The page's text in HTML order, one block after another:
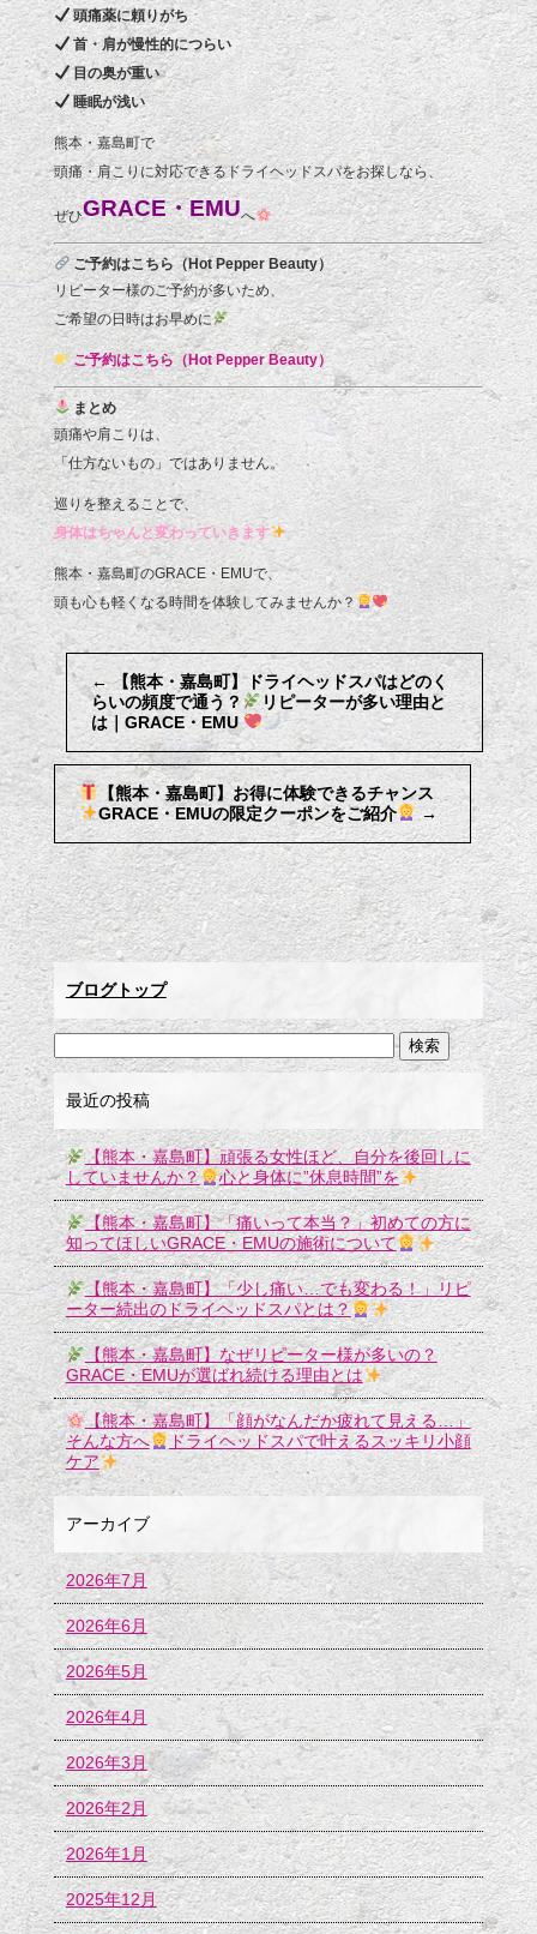
頭痛薬に頼りがち
首・肩が慢性的につらい
目の奥が重い
睡眠が浅い
熊本・嘉島町で
頭痛・肩こりに対応できるドライヘッドスパをお探しなら、
ぜひGRACE・EMUへ
ご予約はこちら（Hot Pepper Beauty）
リピーター様のご予約が多いため、
ご希望の日時はお早めに
ご予約はこちら（Hot Pepper Beauty）
まとめ
頭痛や肩こりは、
「仕方ないもの」ではありません。
巡りを整えることで、
身体はちゃんと変わっていきます
熊本・嘉島町のGRACE・EMUで、
頭も心も軽くなる時間を体験してみませんか？
←【熊本・嘉島町】ドライヘッドスパはどのく
らいの頻度で通う？
リピーターが多い理由と
は｜GRACE・EMU
【熊本・嘉島町】お得に体験できるチャンス
GRACE・EMUの限定クーポンをご紹介
→
ブログトップ
最近の投稿
【熊本・嘉島町】頑張る女性ほど、自分を後回しに
していませんか？
心と身体に”休息時間”を
【熊本・嘉島町】「痛いって本当？」初めての方に
知ってほしいGRACE・EMUの施術について
【熊本・嘉島町】「少し痛い…でも変わる！」リピ
ーター続出のドライヘッドスパとは？
【熊本・嘉島町】なぜリピーター様が多いの？
GRACE・EMUが選ばれ続ける理由とは
【熊本・嘉島町】「顔がなんだか疲れて見える…」
そんな方へ
ドライヘッドスパで叶えるスッキリ小顔
ケア
アーカイブ
2026年7月
2026年6月
2026年5月
2026年4月
2026年3月
2026年2月
2026年1月
2025年12月